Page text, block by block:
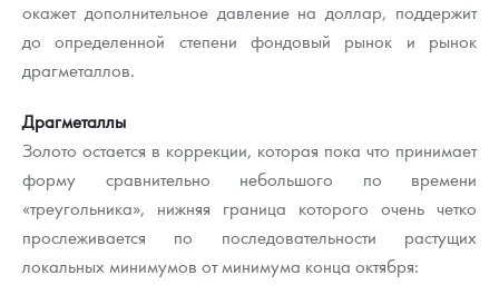
окажет дополнительное давление на доллар, поддержит
до определенной степени фондовый рынок и рынок
драгметаллов.
Драгметаллы
Золото остается в коррекции, которая пока что принимает
форму сравнительно небольшого по времени
«треугольника», нижняя граница которого очень четко
прослеживается по последовательности растущих
локальных минимумов от минимума конца октября: